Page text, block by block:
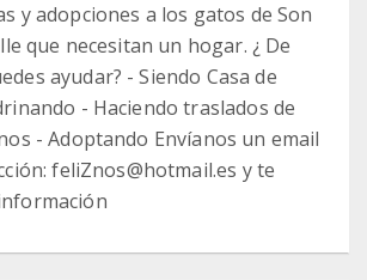
y adopciones a los gatos de Son
que necesitan un hogar. ¿ De
ayudar? - Siendo Casa de
- Haciendo traslados de
- Adoptando Envíanos un email
feliZnos@hotmail.es y te